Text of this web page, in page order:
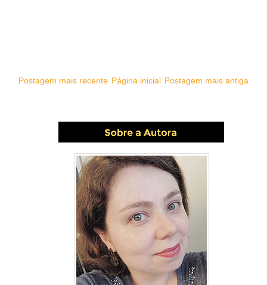
Postagem mais recente Postagem mais antiga
Página inicial